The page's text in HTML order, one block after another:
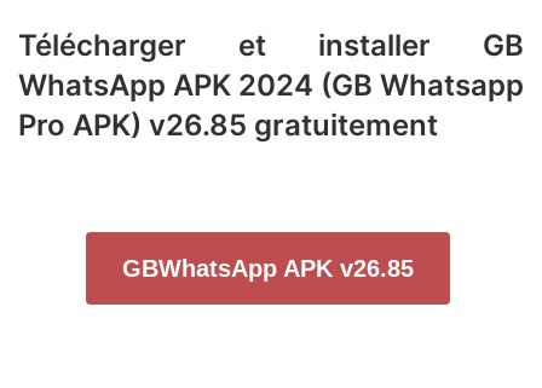
Télécharger et installer GB
WhatsApp APK 2024 (GB Whatsapp
Pro APK) v26.85 gratuitement
GBWhatsApp APK v26.85